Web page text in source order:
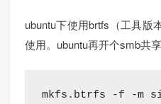
ubuntu下使用brtfs（工具版
使用。ubuntu再开个smb共享
mkfs.btrfs -f -m